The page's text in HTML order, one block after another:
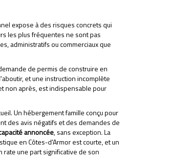
expose à des risques concrets qui
les plus fréquentes ne sont pas
administratifs ou commerciaux que
de permis de construire en
et une instruction incomplète
non après, est indispensable pour
Un hébergement famille conçu pour
des avis négatifs et des demandes de
annoncée, sans exception. La
en Côtes-d'Armor est courte, et un
une part significative de son